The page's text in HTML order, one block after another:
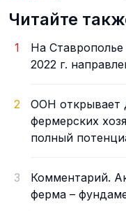
Читайте
1
На
2022 г.
2
ООН открывает
фермерских
полный
3
Комментарий.
ферма –